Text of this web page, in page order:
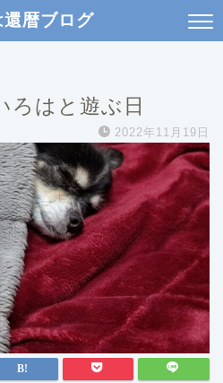
還暦ブログ
ろはと遊ぶ日
2022年11月19日